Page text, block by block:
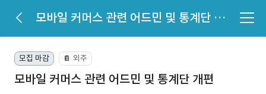
모바일 커머스 관련 어드민 및 통계단 개편
모집 마감 📔 외주
모바일 커머스 관련 어드민 및 통계단 개편